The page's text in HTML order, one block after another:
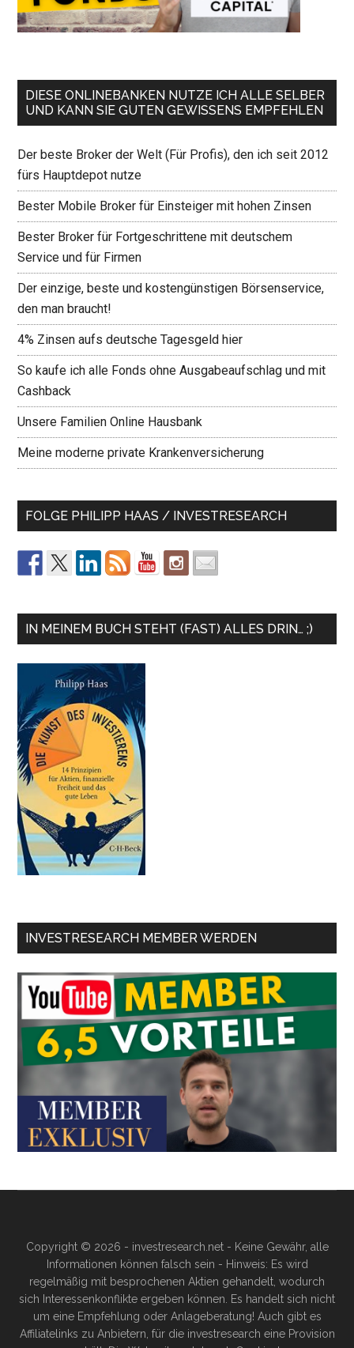
DIESE ONLINEBANKEN NUTZE ICH ALLE SELBER
UND KANN SIE GUTEN GEWISSENS EMPFEHLEN
Der beste Broker der Welt (Für Profis), den ich seit 2012
fürs Hauptdepot nutze
Bester Mobile Broker für Einsteiger mit hohen Zinsen
Bester Broker für Fortgeschrittene mit deutschem
Service und für Firmen
Der einzige, beste und kostengünstigen Börsenservice,
den man braucht!
4% Zinsen aufs deutsche Tagesgeld hier
So kaufe ich alle Fonds ohne Ausgabeaufschlag und mit
Cashback
Unsere Familien Online Hausbank
Meine moderne private Krankenversicherung
FOLGE PHILIPP HAAS / INVESTRESEARCH
IN MEINEM BUCH STEHT (FAST) ALLES DRIN… ;)
INVESTRESEARCH MEMBER WERDEN
Copyright © 2026 - investresearch.net - Keine Gewähr, alle
Informationen können falsch sein - Hinweis: Es wird
regelmäßig mit besprochenen Aktien gehandelt, wodurch
sich Interessenkonflikte ergeben können. Es handelt sich nicht
um eine Empfehlung oder Anlageberatung! Auch gibt es
Affiliatelinks zu Anbietern, für die investresearch eine Provision